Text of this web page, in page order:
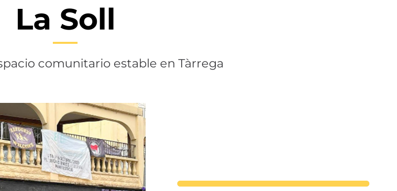
La Soll
comunitario estable en Tàrrega
Lortutakoa